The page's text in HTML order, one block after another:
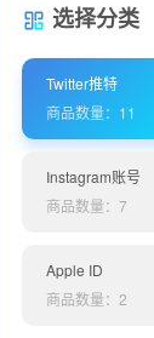
选择分类
Twitter推特
商品数量：11
Instagram账号
商品数量：7
Apple ID
商品数量：2